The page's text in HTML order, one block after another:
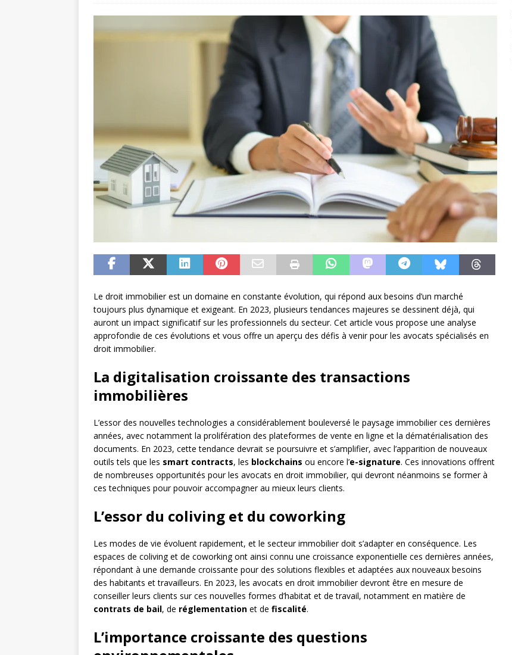
Le droit immobilier est un domaine en constante évolution, qui répond aux besoins d’un marché
toujours plus dynamique et exigeant. En 2023, plusieurs tendances majeures se dessinent déjà, qui
auront un impact significatif sur les professionnels du secteur. Cet article vous propose une analyse
approfondie de ces évolutions et vous offre un aperçu des défis à venir pour les avocats spécialisés en
droit immobilier.
La digitalisation croissante des transactions
immobilières
L’essor des nouvelles technologies a considérablement bouleversé le paysage immobilier ces dernières
années, avec notamment la prolifération des plateformes de vente en ligne et la dématérialisation des
documents. En 2023, cette tendance devrait se poursuivre et s’amplifier, avec l’apparition de nouveaux
outils tels que les smart contracts, les blockchains ou encore l’e-signature. Ces innovations offrent
de nombreuses opportunités pour les avocats en droit immobilier, qui devront néanmoins se former à
ces techniques pour pouvoir accompagner au mieux leurs clients.
L’essor du coliving et du coworking
Les modes de vie évoluent rapidement, et le secteur immobilier doit s’adapter en conséquence. Les
espaces de coliving et de coworking ont ainsi connu une croissance exponentielle ces dernières années,
répondant à une demande croissante pour des solutions flexibles et adaptées aux nouveaux besoins
des habitants et travailleurs. En 2023, les avocats en droit immobilier devront être en mesure de
conseiller leurs clients sur ces nouvelles formes d’habitat et de travail, notamment en matière de
contrats de bail, de réglementation et de fiscalité.
L’importance croissante des questions